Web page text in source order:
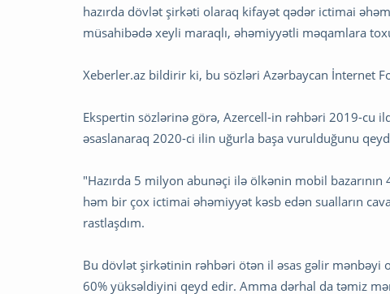
hazırda dövlət şirkəti olaraq kifayət qədər ictimai
müsahibədə xeyli maraqlı, əhəmiyyətli məqamlara
Xeberler.az bildirir ki, bu sözləri Azərbaycan İnternet
Ekspertin sözlərinə görə, Azercell-in rəhbəri 2019-cu
əsaslanaraq 2020-ci ilin uğurla başa vurulduğunu
"Hazırda 5 milyon abunəçi ilə ölkənin mobil
həm bir çox ictimai əhəmiyyət kəsb edən sualların
rastlaşdım.
Bu dövlət şirkətinin rəhbəri ötən il əsas gəlir
60% yüksəldiyini qeyd edir. Amma dərhal da təmiz